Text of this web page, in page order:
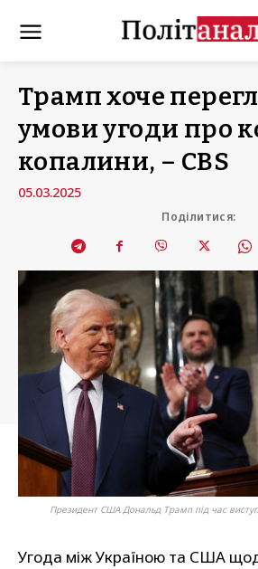
Трамп хоче
умови угоди про
копалини, – CBS
05.03.2025
Поділитися:
Президент США Дональд Трамп під час
Угода між Україною та США